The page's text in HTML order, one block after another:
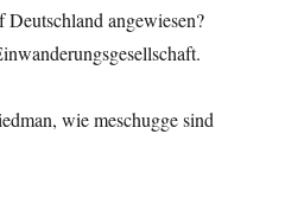
angewiesen?
wie meschugge sind